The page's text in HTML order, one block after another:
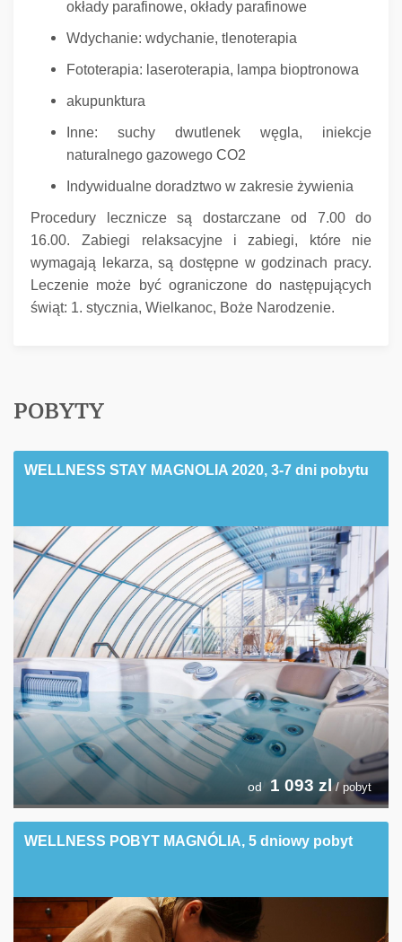
okłady parafinowe, okłady parafinowe
Wdychanie: wdychanie, tlenoterapia
Fototerapia: laseroterapia, lampa bioptronowa
akupunktura
Inne: suchy dwutlenek węgla, iniekcje
naturalnego gazowego CO2
Indywidualne doradztwo w zakresie żywienia
Procedury lecznicze są dostarczane od 7.00 do
16.00.
Zabiegi relaksacyjne i zabiegi, które nie
wymagają lekarza, są dostępne w godzinach pracy.
Leczenie może być ograniczone do następujących
świąt: 1. stycznia, Wielkanoc, Boże Narodzenie.
POBYTY
WELLNESS STAY MAGNOLIA 2020, 3-7 dni pobytu
od 1 093 zl / pobyt
WELLNESS POBYT MAGNÓLIA, 5 dniowy pobyt